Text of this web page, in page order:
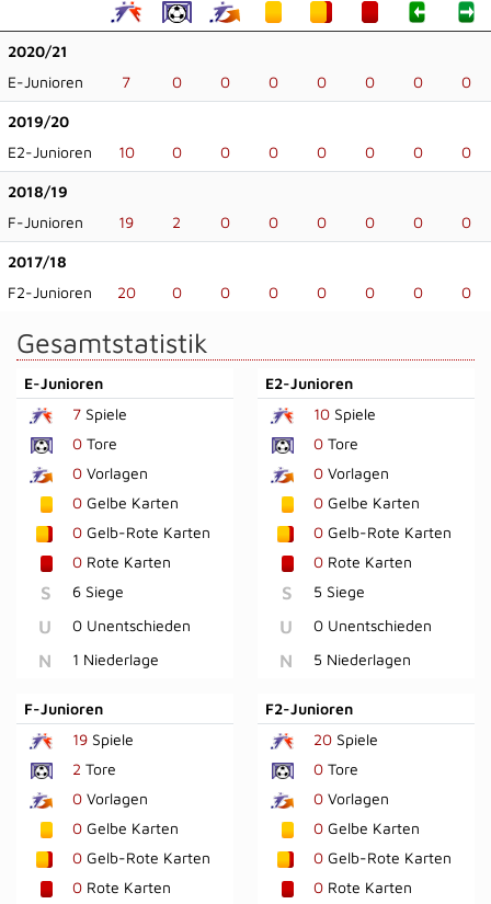
2020/21
E-Junioren
7 0 0 0 0 0 0 0
2019/20
E2-Junioren
10 0 0 0 0 0 0 0
2018/19
F-Junioren
19 2 0 0 0 0 0 0
2017/18
F2-Junioren
20 0 0 0 0 0 0 0
Gesamtstatistik
E-Junioren
7 Spiele
0 Tore
0 Vorlagen
0 Gelbe Karten
0 Gelb-Rote Karten
0 Rote Karten
S 6 Siege
U 0 Unentschieden
N 1 Niederlage
E2-Junioren
10Spiele
0Tore
0Vorlagen
0Gelbe Karten
0Gelb-Rote Karten
0Rote Karten
S 5 Siege
U 0 Unentschieden
N 5 Niederlagen
F-Junioren
19 Spiele
2 Tore
0 Vorlagen
0 Gelbe Karten
0 Gelb-Rote Karten
0 Rote Karten
F2-Junioren
20Spiele
0Tore
0Vorlagen
0Gelbe Karten
0Gelb-Rote Karten
0Rote Karten